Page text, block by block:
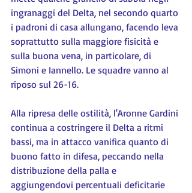
ingranaggi del Delta, nel secondo quarto
i padroni di casa allungano, facendo leva
soprattutto sulla maggiore fisicità e
sulla buona vena, in particolare, di
Simoni e Iannello. Le squadre vanno al
riposo sul 26-16.
Alla ripresa delle ostilità, l'Aronne Gardini
continua a costringere il Delta a ritmi
bassi, ma in attacco vanifica quanto di
buono fatto in difesa, peccando nella
distribuzione della palla e
aggiungendovi percentuali deficitarie